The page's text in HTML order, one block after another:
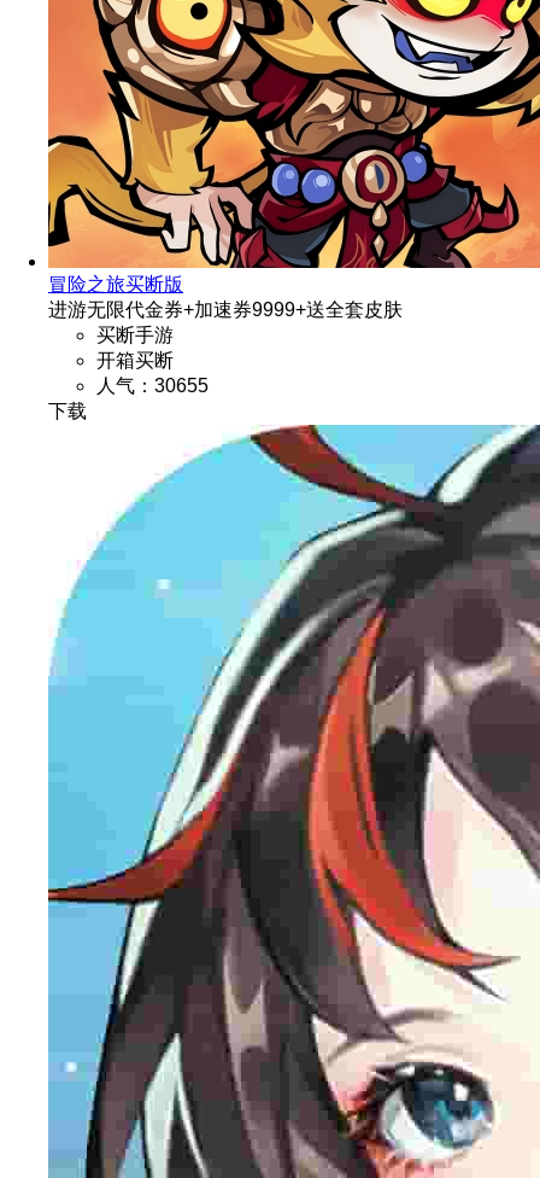
冒险之旅买断版
进游无限代金券+加速券9999+送全套皮肤
买断手游
开箱买断
人气：30655